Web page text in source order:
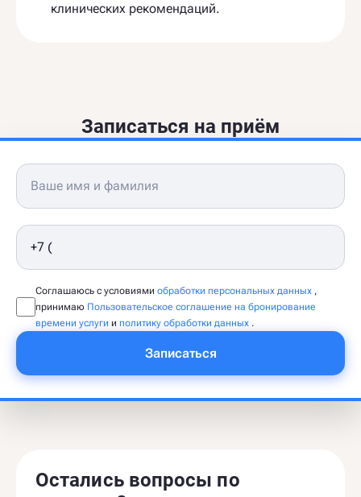
клинических рекомендаций.
Записаться на приём
Соглашаюсь с условиями обработки персональных данных ,
принимаю Пользовательское соглашение на бронирование
времени услуги и политику обработки данных .
Записаться
Остались вопросы по